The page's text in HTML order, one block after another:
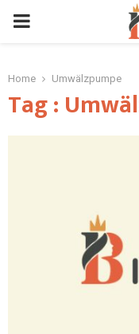
PRIMARY
Home Umwälzpumpe
Tag :